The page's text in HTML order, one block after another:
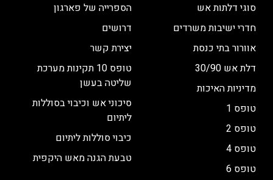
סוגי דלתות אש
חדרי ישיבות משרדים
אוורור בתי כנסת
דלת אש 30/90
מדיניות האיכות
טופס 1
טופס 2
טופס 4
טופס 6
הספרייה של פארגון
דרושים
יצירת קשר
טופס 10 תקינות מערכת
שליטה בעשן
סיכוני אש וכיבוי בסוללות
ליתיום
כיבוי סוללות ליתיום
טבעת הגנה מאש היקפית